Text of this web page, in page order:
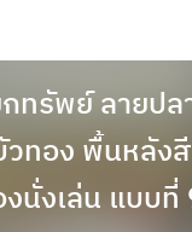
ทรัพย์ ลายปล
ทอง พื้นหลังสี
นั่งเล่น แบบที่